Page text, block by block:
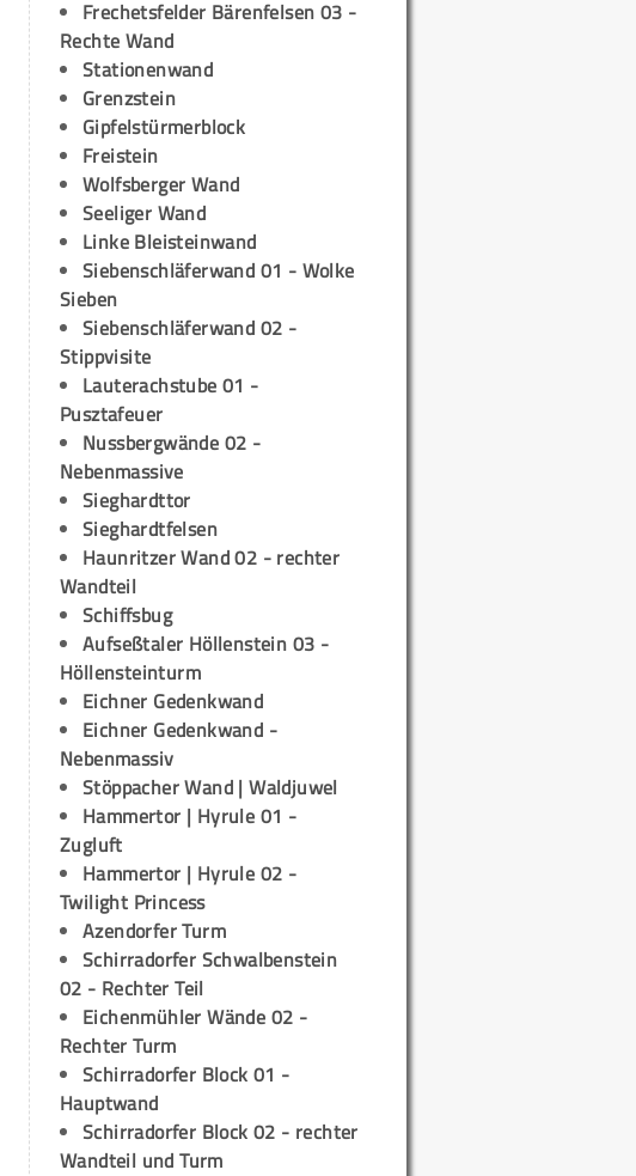
Frechetsfelder Bärenfelsen 03 -
Rechte Wand
Stationenwand
Grenzstein
Gipfelstürmerblock
Freistein
Wolfsberger Wand
Seeliger Wand
Linke Bleisteinwand
Siebenschläferwand 01 - Wolke
Sieben
Siebenschläferwand 02 -
Stippvisite
Lauterachstube 01 -
Pusztafeuer
Nussbergwände 02 -
Nebenmassive
Sieghardttor
Sieghardtfelsen
Haunritzer Wand 02 - rechter
Wandteil
Schiffsbug
Aufseßtaler Höllenstein 03 -
Höllensteinturm
Eichner Gedenkwand
Eichner Gedenkwand -
Nebenmassiv
Stöppacher Wand | Waldjuwel
Hammertor | Hyrule 01 -
Zugluft
Hammertor | Hyrule 02 -
Twilight Princess
Azendorfer Turm
Schirradorfer Schwalbenstein
02 - Rechter Teil
Eichenmühler Wände 02 -
Rechter Turm
Schirradorfer Block 01 -
Hauptwand
Schirradorfer Block 02 - rechter
Wandteil und Turm